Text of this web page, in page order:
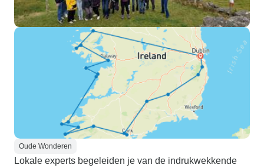
Oude Wonderen
Lokale experts begeleiden je van de indrukwekkende